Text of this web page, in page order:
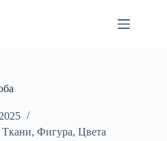
Ткани, Фигура, Цвета